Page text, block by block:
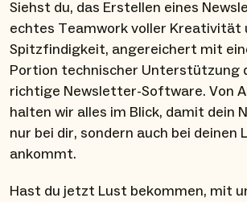
Siehst du, das Erstellen eines
echtes Teamwork voller Kreativität
Spitzfindigkeit, angereichert mit
Portion technischer Unterstützung
richtige Newsletter-Software. Von
halten wir alles im Blick, damit dein
nur bei dir, sondern auch bei deinen
ankommt.
Hast du jetzt Lust bekommen, mit